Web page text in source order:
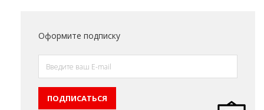
Оформите подписку